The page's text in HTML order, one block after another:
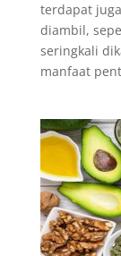
terdapat
diambil,
seringkali
manfaat